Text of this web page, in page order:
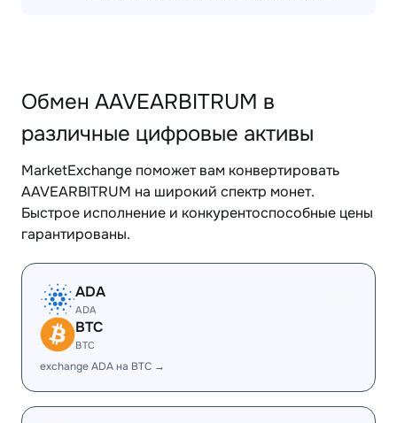
Обмен AAVEARBITRUM в
различные цифровые активы
MarketExchange поможет вам конвертировать
AAVEARBITRUM на широкий спектр монет.
Быстрое исполнение и конкурентоспособные цены
гарантированы.
ADA
ADA
BTC
BTC
exchange ADA на BTC →